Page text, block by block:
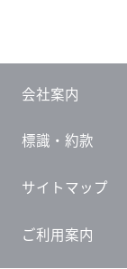
会社案内
標識・約款
サイトマップ
ご利用案内